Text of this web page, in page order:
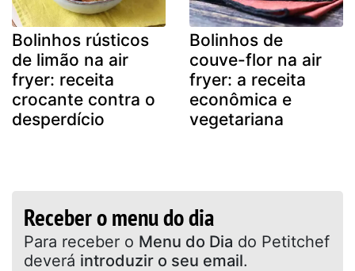
Bolinhos rústicos
de limão na air
fryer: receita
crocante contra o
desperdício
Bolinhos de
couve-flor na air
fryer: a receita
econômica e
vegetariana
Receber o menu do dia
Para receber o Menu do Dia do Petitchef
deverá introduzir o seu email.